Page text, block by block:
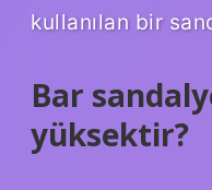
kullanılan bir
Bar
yüksektir?